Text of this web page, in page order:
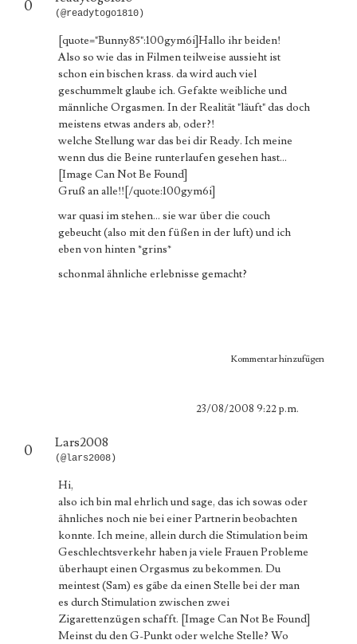
0 (@readytogo1810)
[quote="Bunny85":100gym6i]Hallo ihr beiden!
Also so wie das in Filmen teilweise aussieht ist
schon ein bischen krass. da wird auch viel
geschummelt glaube ich. Gefakte weibliche und
männliche Orgasmen. In der Realität "läuft" das doch
meistens etwas anders ab, oder?!
welche Stellung war das bei dir Ready. Ich meine
wenn dus die Beine runterlaufen gesehen hast...
[Image Can Not Be Found]
Gruß an alle!![/quote:100gym6i]
war quasi im stehen... sie war über die couch
gebeucht (also mit den füßen in der luft) und ich
eben von hinten *grins*
schonmal ähnliche erlebnisse gemacht?
Kommentar hinzufügen
0
23/08/2008 9:22 p.m.
Lars2008
(@lars2008)
Hi,
also ich bin mal ehrlich und sage, das ich sowas oder
ähnliches noch nie bei einer Partnerin beobachten
konnte. Ich meine, allein durch die Stimulation beim
Geschlechtsverkehr haben ja viele Frauen Probleme
überhaupt einen Orgasmus zu bekommen. Du
meintest (Sam) es gäbe da einen Stelle bei der man
es durch Stimulation zwischen zwei
Zigarettenzügen schafft. [Image Can Not Be Found]
Meinst du den G-Punkt oder welche Stelle? Wo